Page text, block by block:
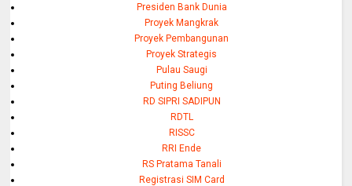
Presiden Bank Dunia
Proyek Mangkrak
Proyek Pembangunan
Proyek Strategis
Pulau Saugi
Puting Beliung
RD SIPRI SADIPUN
RDTL
RISSC
RRI Ende
RS Pratama Tanali
Registrasi SIM Card